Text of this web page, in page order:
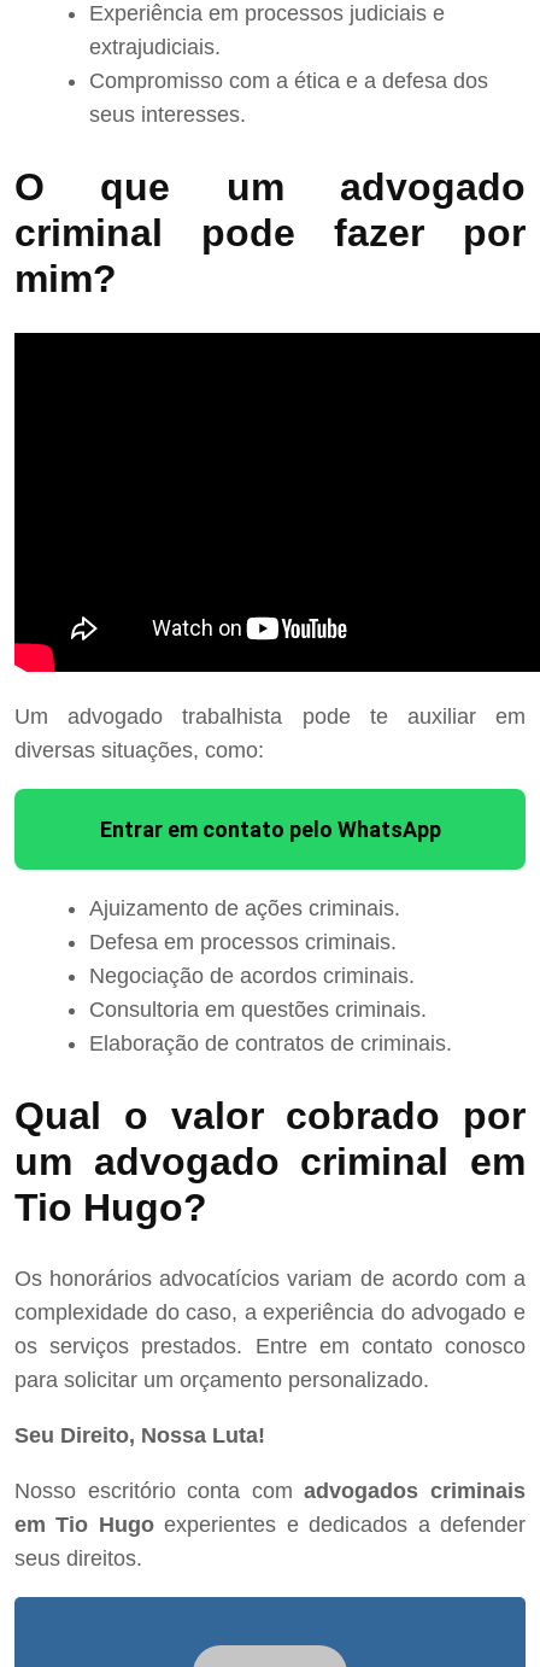
Experiência em processos judiciais e
extrajudiciais.
Compromisso com a ética e a defesa dos
seus interesses.
O que um advogado
criminal pode fazer por
mim?
Um advogado trabalhista pode te auxiliar em
diversas situações, como:
Entrar em contato pelo WhatsApp
Ajuizamento de ações criminais.
Defesa em processos criminais.
Negociação de acordos criminais.
Consultoria em questões criminais.
Elaboração de contratos de criminais.
Qual o valor cobrado por
um advogado criminal em
Tio Hugo?
Os honorários advocatícios variam de acordo com a
complexidade do caso, a experiência do advogado e
os serviços prestados. Entre em contato conosco
para solicitar um orçamento personalizado.
Seu Direito, Nossa Luta!
Nosso escritório conta comadvogados criminais
em Tio Hugoexperientes e dedicados a defender
seus direitos.